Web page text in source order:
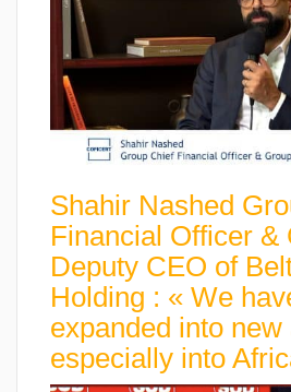
Shahir Nashed
Financial Officer &
Deputy CEO of
Holding : « We
expanded into new
especially into